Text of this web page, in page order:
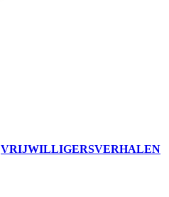
VRIJWILLIGERSVERHALEN